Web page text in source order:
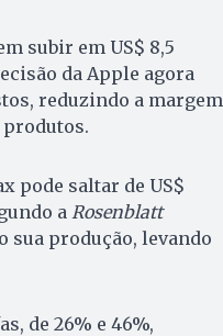
subir em US$ 8,5
da Apple agora
reduzindo a margem
produtos.
pode saltar de US$
a Rosenblatt
sua produção, levando
de 26% e 46%,